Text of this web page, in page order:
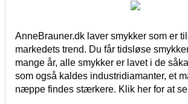
AnneBrauner.dk laver smykker som er
markedets trend. Du får tidsløse
mange år, alle smykker er lavet i de
som også kaldes industridiamanter, et
næppe findes stærkere. Klik her for at